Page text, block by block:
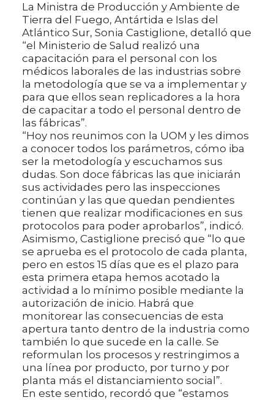
La Ministra de Producción y Ambiente de
Tierra del Fuego, Antártida e Islas del
Atlántico Sur, Sonia Castiglione, detalló que
“el Ministerio de Salud realizó una
capacitación para el personal con los
médicos laborales de las industrias sobre
la metodología que se va a implementar y
para que ellos sean replicadores a la hora
de capacitar a todo el personal dentro de
las fábricas”.
“Hoy nos reunimos con la UOM y les dimos
a conocer todos los parámetros, cómo iba
ser la metodología y escuchamos sus
dudas. Son doce fábricas las que iniciarán
sus actividades pero las inspecciones
continúan y las que quedan pendientes
tienen que realizar modificaciones en sus
protocolos para poder aprobarlos”, indicó.
Asimismo, Castiglione precisó que “lo que
se aprueba es el protocolo de cada planta,
pero en estos 15 días que es el plazo para
esta primera etapa hemos acotado la
actividad a lo mínimo posible mediante la
autorización de inicio. Habrá que
monitorear las consecuencias de esta
apertura tanto dentro de la industria como
también lo que sucede en la calle. Se
reformulan los procesos y restringimos a
una línea por producto, por turno y por
planta más el distanciamiento social”.
En este sentido, recordó que “estamos